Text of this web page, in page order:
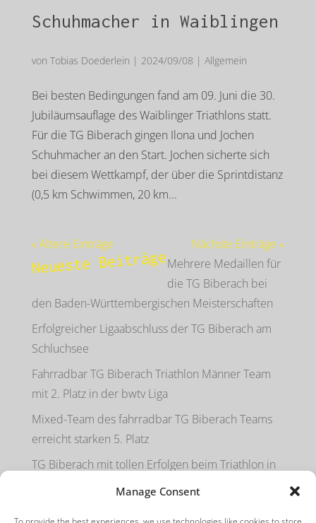
Manage Consent
Schuhmacher in Waiblingen
von Tobias Doederlein | 2024/09/08 | Allgemein
Bei besten Bedingungen fand am 09. Juni die 30.
Jubiläumsauflage des Waiblinger Triathlons statt.
Für die TG Biberach gingen Ilona und Jochen
Schuhmacher an den Start. Jochen sicherte sich
bei diesem Wettkampf, der über die Sprintdistanz
(0,5 km Schwimmen, 20 km...
« Ältere Einträge Nächste Einträge »
Neueste BeiträgeMehrere Medaillen für
die TG Biberach bei
den Baden-Württembergischen Meisterschaften
Erfolgreicher Ligaabschluss der TG Biberach am
Schluchsee
Fahrradbar TG Biberach Triathlon Männer Team
mit 2. Platz in der bwtv Liga
Mixed-Team des fahrradbar TG Biberach Teams
erreicht starken 5. Platz
TG Biberach mit tollen Erfolgen beim Triathlon in